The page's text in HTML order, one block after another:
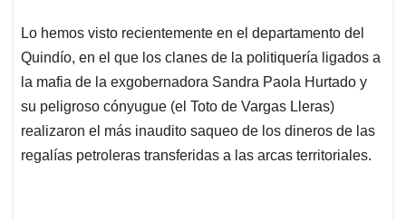
Lo hemos visto recientemente en el departamento del
Quindío, en el que los clanes de la politiquería ligados a
la mafia de la exgobernadora Sandra Paola Hurtado y
su peligroso cónyugue (el Toto de Vargas Lleras)
realizaron el más inaudito saqueo de los dineros de las
regalías petroleras transferidas a las arcas territoriales.